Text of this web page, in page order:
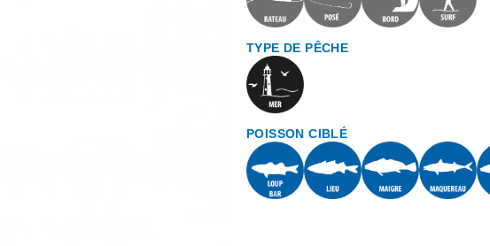
TYPE DE PÊCHE
POISSON CIBLÉ